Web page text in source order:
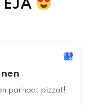
raaka-
pizzan.